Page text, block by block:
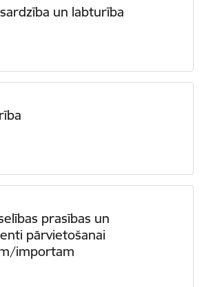
un labturība
prasības un
pārvietošanai
importam